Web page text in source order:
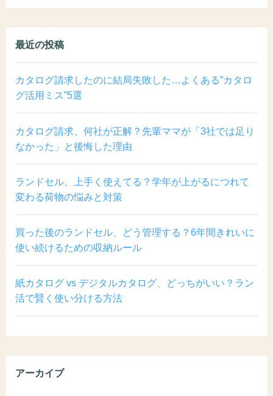
最近の投稿
カタログ請求したのに結局失敗した…よくある”カタロ
グ活用ミス”5選
カタログ請求、何社が正解？先輩ママが「3社では足り
なかった」と後悔した理由
ランドセル、上手く使えてる？学年が上がるにつれて
変わる荷物の悩みと対策
買った後のランドセル、どう管理する？6年間きれいに
使い続けるための収納ルール
紙カタログ vs デジタルカタログ、どっちがいい？ラン
活で賢く使い分ける方法
アーカイブ